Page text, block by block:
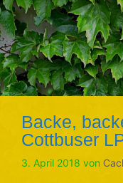
Backe,
Cottbuser
3. April 2018 von